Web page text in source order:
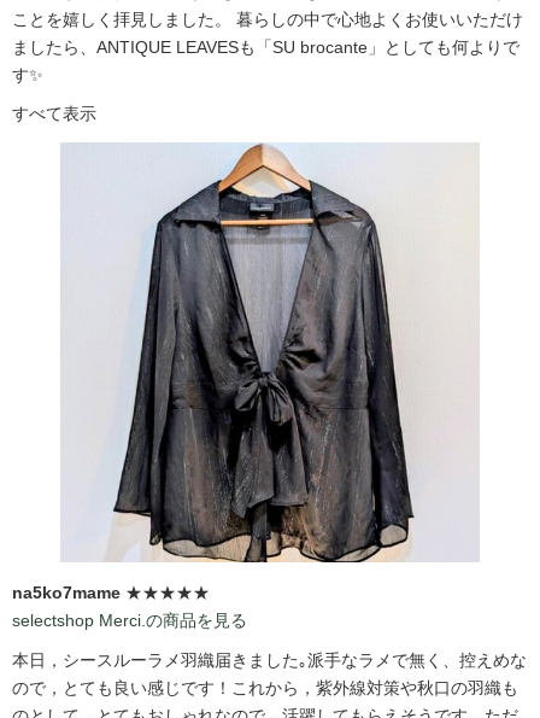
ことを嬉しく拝見しました。 暮らしの中で心地よくお使いいただけ
ましたら、ANTIQUE LEAVESも「SU brocante」としても何よりで
す✨
すべて表示
na5ko7mame ★★★★★
selectshop Merci.の商品を見る
本日，シースルーラメ羽織届きました｡派手なラメで無く、控えめな
ので，とても良い感じです！これから，紫外線対策や秋口の羽織も